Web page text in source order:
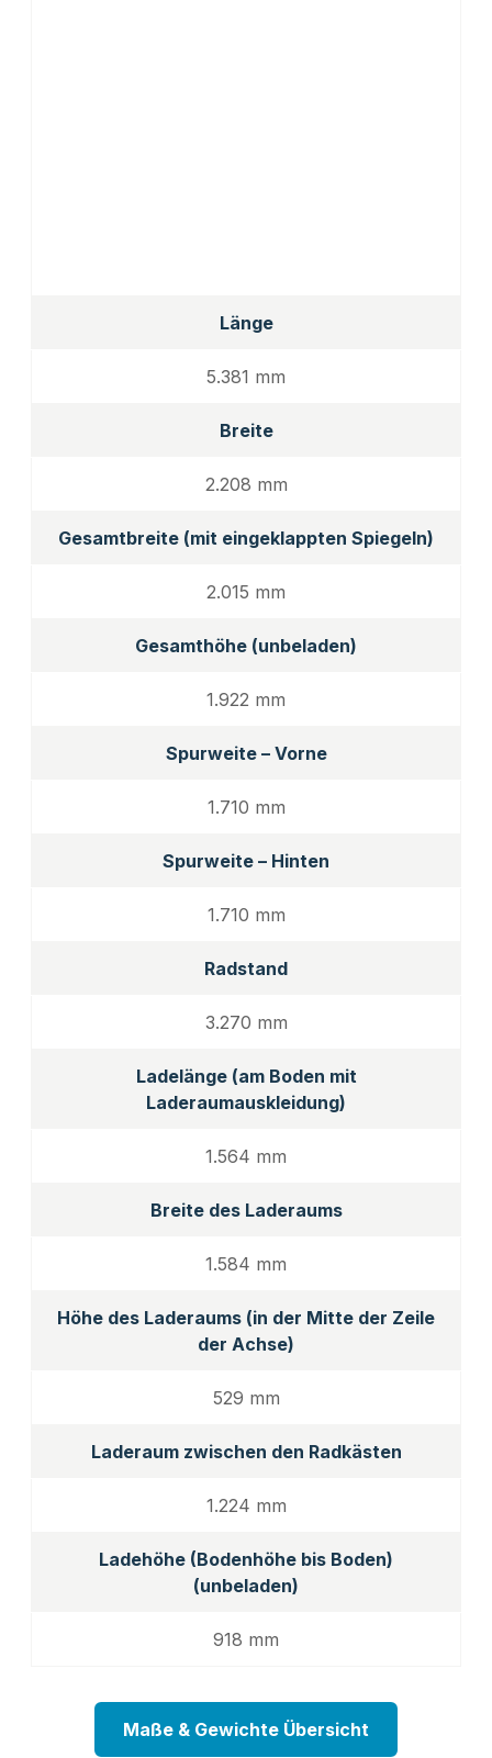
Länge
5.381 mm
Breite
2.208 mm
Gesamtbreite (mit eingeklappten Spiegeln)
2.015 mm
Gesamthöhe (unbeladen)
1.922 mm
Spurweite – Vorne
1.710 mm
Spurweite – Hinten
1.710 mm
Radstand
3.270 mm
Ladelänge (am Boden mit
Laderaumauskleidung)
1.564 mm
Breite des Laderaums
1.584 mm
Höhe des Laderaums (in der Mitte der Zeile
der Achse)
529 mm
Laderaum zwischen den Radkästen
1.224 mm
Ladehöhe (Bodenhöhe bis Boden)
(unbeladen)
918 mm
Maße & Gewichte Übersicht